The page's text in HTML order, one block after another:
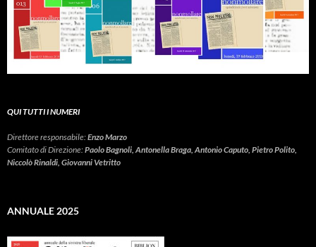
QUI TUTTI I NUMERI
Direttore responsabile:Enzo Marzo
Comitato di Direzione:Paolo Bagnoli, Antonella Braga, Antonio Caputo, Pietro Polito,
Niccolò Rinaldi, Giovanni Vetritto
ANNUALE 2025